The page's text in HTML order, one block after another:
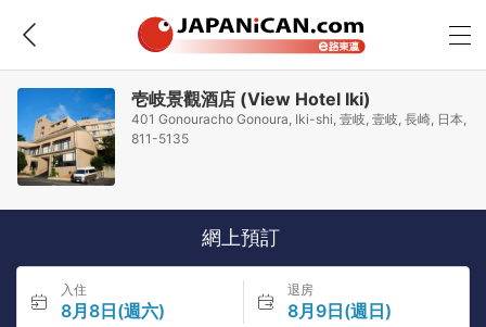
壱岐景觀酒店 (View Hotel Iki)
401 Gonouracho Gonoura, Iki-shi, 壹岐, 壹岐, 長崎, 日本,
811-5135
網上預訂
入住
8月8日(週六)
退房
8月9日(週日)